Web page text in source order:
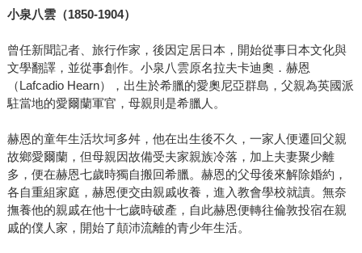
小泉八雲（1850-1904）
曾任新聞記者、旅行作家，後因定居日本，開始從事日本文化與
文學翻譯，並從事創作。小泉八雲原名拉夫卡迪奧．赫恩
（Lafcadio Hearn），出生於希臘的愛奧尼亞群島，父親為英國派
駐當地的愛爾蘭軍官，母親則是希臘人。
赫恩的童年生活坎坷多舛，他在出生後不久，一家人便遷回父親
故鄉愛爾蘭，但母親因故備受夫家親族冷落，加上夫妻聚少離
多，便在赫恩七歲時獨自搬回希臘。赫恩的父母後來解除婚約，
各自重組家庭，赫恩便交由親戚收養，進入教會學校就讀。無奈
撫養他的親戚在他十七歲時破產，自此赫恩便轉往倫敦投宿在親
戚的僕人家，開始了顛沛流離的青少年生活。